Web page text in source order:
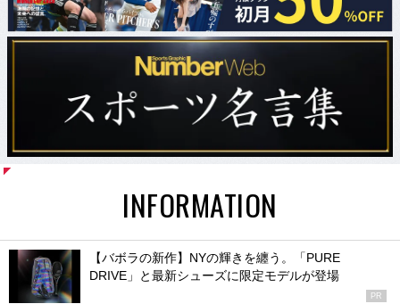
INFORMATION
【バボラの新作】NYの輝きを纏う。「PURE
DRIVE」と最新シューズに限定モデルが登場
PR